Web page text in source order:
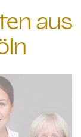
aus